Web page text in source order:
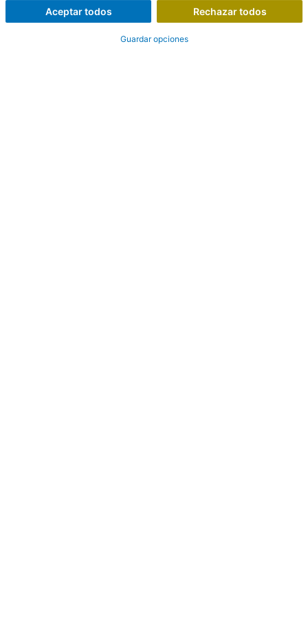
Aceptar todos Rechazar todos
Guardar opciones